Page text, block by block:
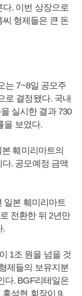
. 이번 상장으로
형제들은 큰 돈
는 7~8일 공모주
로 결정됐다. 국내
실시한 결과 730
을 보였다.
훼미리마트의
. 공모예정 금액
일본 훼미리마트
전환한 뒤 2년만
.
1조 원을 넘을 것
제들의 보유지분
다. BGF리테일은
석현 회장이 9.